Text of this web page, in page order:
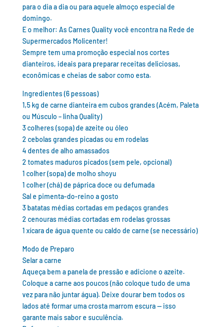
para o dia a dia ou para aquele almoço especial de
domingo.
E o melhor: As Carnes Quality você encontra na Rede de
Supermercados Molicenter!
Sempre tem uma promoção especial nos cortes
dianteiros, ideais para preparar receitas deliciosas,
econômicas e cheias de sabor como esta.
Ingredientes (6 pessoas)
1,5 kg de carne dianteira em cubos grandes (Acém, Paleta
ou Músculo – linha Quality)
3 colheres (sopa) de azeite ou óleo
2 cebolas grandes picadas ou em rodelas
4 dentes de alho amassados
2 tomates maduros picados (sem pele, opcional)
1 colher (sopa) de molho shoyu
1 colher (chá) de páprica doce ou defumada
Sal e pimenta-do-reino a gosto
3 batatas médias cortadas em pedaços grandes
2 cenouras médias cortadas em rodelas grossas
1 xícara de água quente ou caldo de carne (se necessário)
Modo de Preparo
Selar a carne
Aqueça bem a panela de pressão e adicione o azeite.
Coloque a carne aos poucos (não coloque tudo de uma
vez para não juntar água). Deixe dourar bem todos os
lados até formar uma crosta marrom escura — isso
garante mais sabor e suculência.